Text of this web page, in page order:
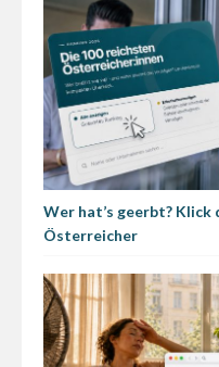
Wer hat’s geerbt? Klick
Österreicher